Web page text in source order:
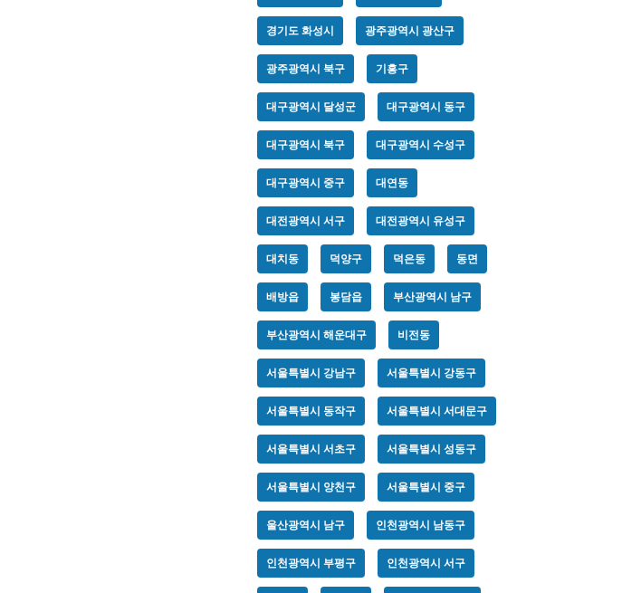
경기도 화성시 광주광역시 광산구
광주광역시 북구 기흥구
대구광역시 달성군 대구광역시 동구
대구광역시 북구 대구광역시 수성구
대구광역시 중구 대연동
대전광역시 서구 대전광역시 유성구
대치동 덕양구 덕은동 동면
배방읍 봉담읍 부산광역시 남구
부산광역시 해운대구 비전동
서울특별시 강남구 서울특별시 강동구
서울특별시 동작구 서울특별시 서대문구
서울특별시 서초구 서울특별시 성동구
서울특별시 양천구 서울특별시 중구
울산광역시 남구 인천광역시 남동구
인천광역시 부평구 인천광역시 서구